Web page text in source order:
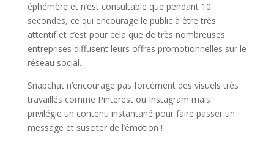
éphémère et n’est consultable que pendant 10
secondes, ce qui encourage le public à être très
attentif et c’est pour cela que de très nombreuses
entreprises diffusent leurs offres promotionnelles sur le
réseau social.
Snapchat n’encourage pas forcément des visuels très
travaillés comme Pinterest ou Instagram mais
privilégie un contenu instantané pour faire passer un
message et susciter de l’émotion !